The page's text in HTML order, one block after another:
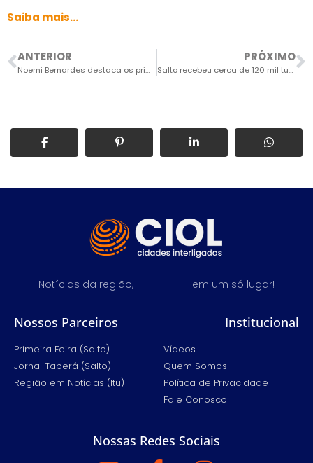
Saiba mais…
ANTERIOR
Noemi Bernardes destaca os primeiros meses de trabalho à frente da Prefeitura de Cabreúva
PRÓXIMO
Salto recebeu cerca de 120 mil turistas e visitantes em 3 meses
Notícias da região, em um só lugar!
Nossos Parceiros
Primeira Feira (Salto)
Jornal Taperá (Salto)
Região em Notícias (Itu)
Institucional
Vídeos
Quem Somos
Política de Privacidade
Fale Conosco
Nossas Redes Sociais